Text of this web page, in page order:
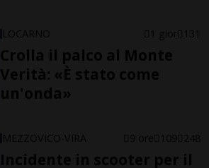
LOCARNO 1 gior 131
Crolla il palco al Monte
Verità: «È stato come
un'onda»
MEZZOVICO-VIRA 9 ore 109 248
Incidente in scooter per il